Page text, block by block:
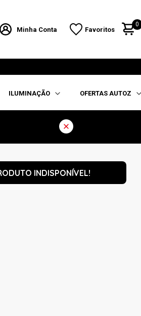
Minha Conta Favoritos
0
ILUMINAÇÃO OFERTAS AUTOZ
INDISPONÍVEL!